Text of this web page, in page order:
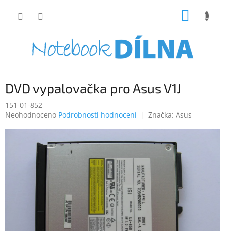
DVD vypalovačka pro Asus V1J
151-01-852
Průměrné
Neohodnoceno Podrobnosti hodnocení Značka: Asus